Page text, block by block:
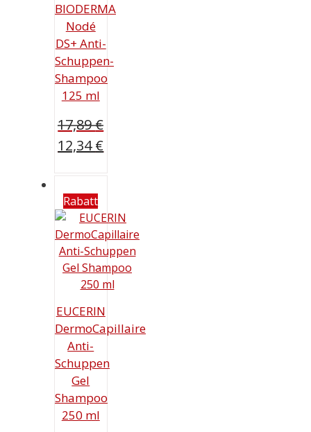
BIODERMA
Nodé
DS+ Anti-
Schuppen-
Shampoo
125 ml
17,89€
Ursprünglicher
17,89 €
12,34€
ist:
12,34 €.
Rabatt
EUCERIN
DermoCapillaire
Anti-
Schuppen
Gel
Shampoo
250 ml